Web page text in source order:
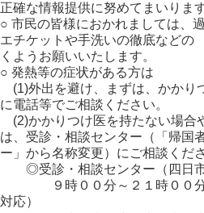
正確な情報提供に努めてまいります
○ 市民の皆様におかれましては、
エチケットや手洗いの徹底など
くようお願いいたします。
○ 発熱等の症状がある方は
(1)外出を避け、まずは、かかり
に電話等でご相談ください。
(2)かかりつけ医を持たない場合
は、受診・相談センター（「帰
ー」から名称変更）にご相談くださ
◎受診・相談センター（四日市
９時００分～２１時００分
対応）